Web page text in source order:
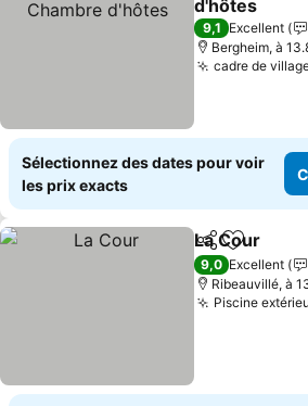
d'hôtes
9,1 Excellent
Bergheim, à
cadre de
Sélectionnez des dates pour voir
les prix exacts
PartagerAjouter à
La Cour
9,0 Excellent
Ribeauvillé, à
Piscine